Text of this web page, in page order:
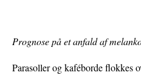
Prognose på et anfald af
Parasoller og kaféborde flokkes